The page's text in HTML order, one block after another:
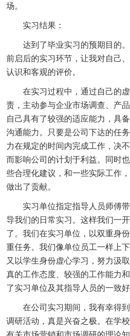
场。
实习结果：
达到了毕业实习的预期目的。
前启后的实习环节，让我对自己
认识和客观的评价。
在实习过程中，通过自己的虚
责，主动参与企业市场调查、产
自己具有了较强的适应能力，具
沟通能力。只要是公司下达的任
力在规定的时间内完成工作，决
而影响公司的计划于利益。同时
些合理化建议，和一些实际工作
做出了贡献。
实习单位指定指导人员师傅带
导我们的日常实习。这样我们一
了。我们在实习单位，以双重身
重任务。我们像单位员工一样上
又以学生身份虚心学习，努力汲
真的工作态度、较强的工作能力
了实习单位及其指导人员的一致好
在公司实习期间，我有幸得到
调研活动，真是兴奋之极。在学